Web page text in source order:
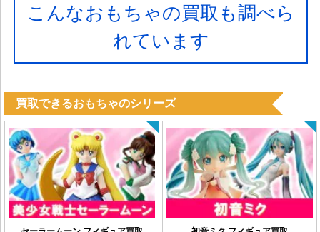
こんなおもちゃの買取も調べら
れています
買取できるおもちゃのシリーズ